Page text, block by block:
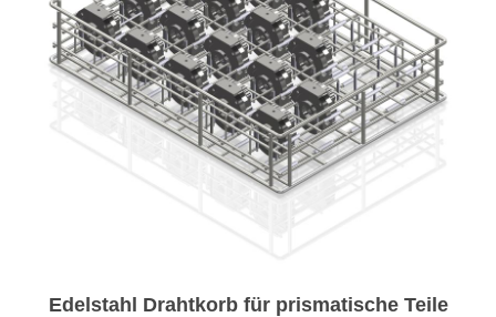
Edelstahl Drahtkorb für prismatische Teile